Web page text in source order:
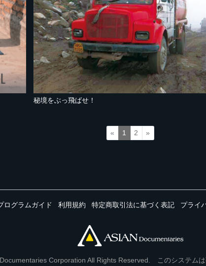
秘境をぶっ飛ばせ！
« 1 2 »
ログラムガイド 利用規約 特定商取引法に基づく表記 プライ
Corporation All Rights Reserved. このシステムは